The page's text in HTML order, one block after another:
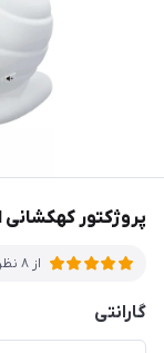
پروژکتور کهکشانی
از 8 نظر
گارانتی